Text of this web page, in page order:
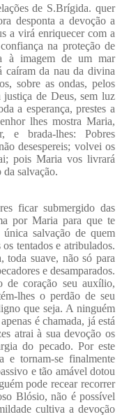
de S.Brígida. quer
desponta a devoção a
a virá enriquecer com a
na proteção de
à imagem de um mar
caíram da nau da divina
sobre as ondas, pelos
justiça de Deus, sem luz
a esperança, prestes a
lhes mostra Maria,
e brada-lhes: Pobres
desespereis; volvei os
pois Maria vos livrará
da salvação.
ficar submergido das
por Maria para que te
salvação de quem
tentados e atribulados.
toda suave, não só para
e desamparados.
coração seu auxílio,
lhes o perdão de seu
que seja. A ninguém
é chamada, já está
atrai à sua devoção os
do pecado. Por este
e tornam-se finalmente
e tão amável dotou
pode recear recorrer
Blósio, não é possível
cultiva a devoção